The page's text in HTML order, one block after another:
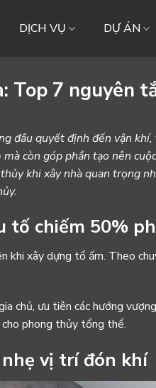
DỊCH VỤ DỰ ÁN
Top 7 nguyên
đầu quyết định đến vận
còn góp phần tạo nên
khi xây nhà quan trọng
tố chiếm 50%
khi xây dựng tổ ấm. Theo
chủ, ưu tiên các hướng
phong thủy tổng thể.
vị trí đón khí